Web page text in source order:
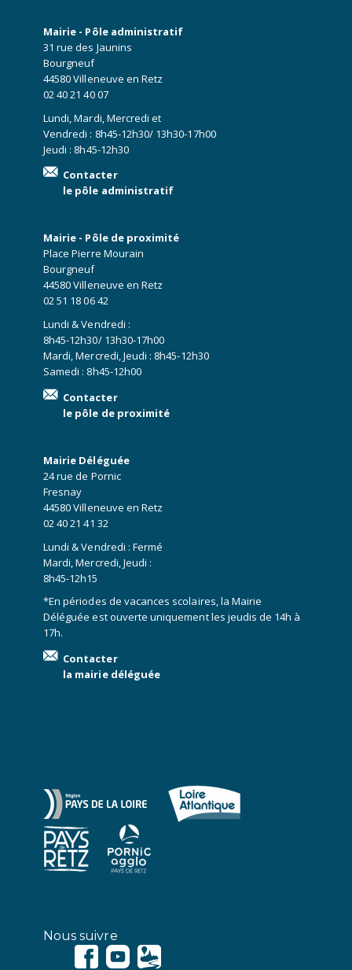
Mairie - Pôle administratif
31 rue des Jaunins
Bourgneuf
44580 Villeneuve en Retz
02 40 21 40 07
Lundi, Mardi, Mercredi et
Vendredi : 8h45-12h30/ 13h30-17h00
Jeudi : 8h45-12h30
Contacter
le pôle administratif
Mairie - Pôle de proximité
Place Pierre Mourain
Bourgneuf
44580 Villeneuve en Retz
02 51 18 06 42
Lundi & Vendredi :
8h45-12h30/ 13h30-17h00
Mardi, Mercredi, Jeudi : 8h45-12h30
Samedi : 8h45-12h00
Contacter
le pôle de proximité
Mairie Déléguée
24 rue de Pornic
Fresnay
44580 Villeneuve en Retz
02 40 21 41 32
Lundi & Vendredi : Fermé
Mardi, Mercredi, Jeudi :
8h45-12h15
*En périodes de vacances scolaires, la Mairie
Déléguée est ouverte uniquement les jeudis de 14h à
17h.
Contacter
la mairie déléguée
Nous suivre